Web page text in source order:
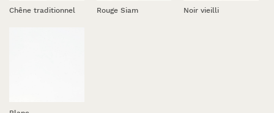
Chêne traditionnel Rouge Siam Noir vieilli